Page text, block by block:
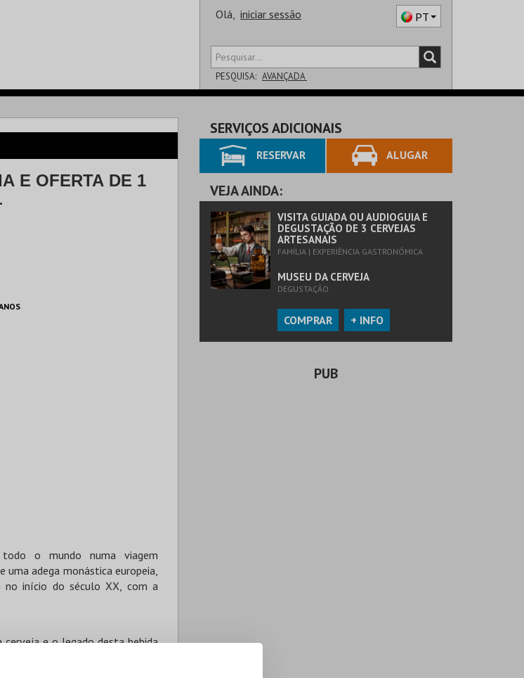
Olá, iniciar sessão PT
PESQUISA: AVANÇADA
SALA
E OFERTA DE 1
o mundo numa viagem
uma adega monástica europeia,
no início do século XX, com a
cerveja e o legado desta bebida
SERVIÇOS ADICIONAIS
RESERVAR ALUGAR
VEJA AINDA:
VISITA GUIADA OU AUDIOGUIA E
DEGUSTAÇÃO DE 3 CERVEJAS
ARTESANAIS
FAMÍLIA | EXPERIÊNCIA GASTRONÓMICA
MUSEU DA CERVEJA
DEGUSTAÇÃO
COMPRAR + INFO
PUB